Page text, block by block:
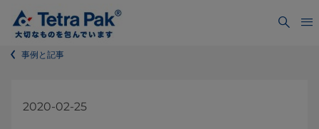
事例と記事
2020-02-25